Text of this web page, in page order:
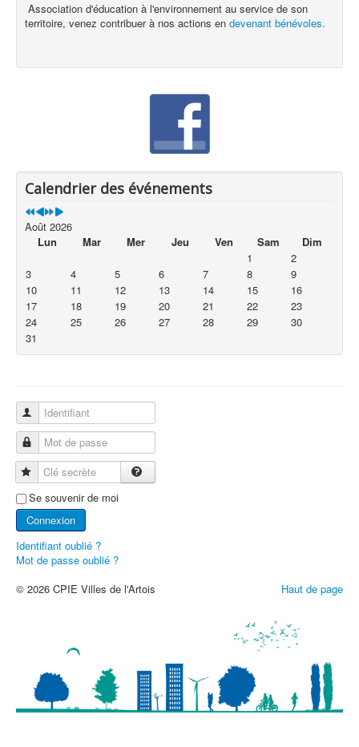
Association d'éducation à l'environnement au service de son
territoire, venez contribuer à nos actions en devenant bénévoles.
Calendrier des événements
Août 2026
Lun
Mar Mer Jeu Ven Sam
Dim
1
2
3
4 5 6 7 8
9
10
11 12 13 14 15
16
17
18 19 20 21 22
23
24
25 26 27 28 29
30
31
Identifiant
Mot de passe
Clé secrète
Se souvenir de moi
Connexion
Identifiant oublié ?
Mot de passe oublié ?
Haut de page
© 2026 CPIE Villes de l'Artois